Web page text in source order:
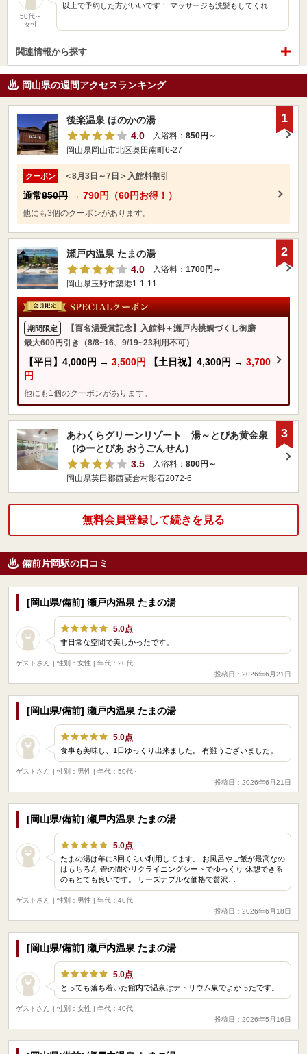
50代～
女性
以上で予約した方がいいです！ マッサージも洗髪もしてくれ…
関連情報から探す
岡山県の週間アクセスランキング
後楽温泉 ほのかの湯
4.0
入浴料： 850円～
岡山県岡山市北区奥田南町6-27
クーポン ＜8月3日～7日＞入館料割引
通常850円 → 790円（60円お得！）
他にも3個のクーポンがあります。
1
瀬戸内温泉 たまの湯
4.0
入浴料： 1700円～
岡山県玉野市築港1-1-11
期間限定
【百名湯受賞記念】入館料＋瀬戸内桃鯛づくし御膳
最大600円引き（8/8~16、9/19~23利用不可）
【平日】 4,000円 → 3,500円 【土日祝】 4,300円 → 3,700
円
他にも1個のクーポンがあります。
2
あわくらグリーンリゾート 湯～とぴあ黄金泉
（ゆーとぴあ おうごんせん）
3.5
入浴料： 800円～
岡山県英田郡西粟倉村影石2072-6
3
無料会員登録して続きを見る
備前片岡駅の口コミ
[岡山県/備前] 瀬戸内温泉 たまの湯
5.0点
非日常な空間で美しかったです。
ゲストさん
| 性別：女性 | 年代：20代
投稿日：2026年6月21日
[岡山県/備前] 瀬戸内温泉 たまの湯
5.0点
食事も美味し、1日ゆっくり出来ました。 有難うございました。
ゲストさん
| 性別：男性 | 年代：50代～
投稿日：2026年6月21日
[岡山県/備前] 瀬戸内温泉 たまの湯
5.0点
たまの湯は年に3回くらい利用してます。 お風呂やご飯が最高なの
はもちろん 畳の間やリクライニングシートでゆっくり 休憩できる
のもとても良いです。 リーズナブルな価格で贅沢…
ゲストさん
| 性別：男性 | 年代：40代
投稿日：2026年6月18日
[岡山県/備前] 瀬戸内温泉 たまの湯
5.0点
とっても落ち着いた館内で温泉はナトリウム泉でよかったです。
ゲストさん
| 性別：女性 | 年代：40代
投稿日：2026年5月16日